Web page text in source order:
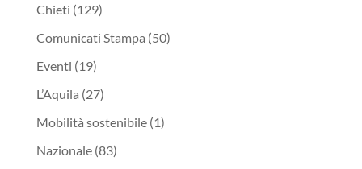
Chieti (129)
Comunicati Stampa (50)
Eventi (19)
L’Aquila (27)
Mobilità sostenibile(1)
Nazionale(83)